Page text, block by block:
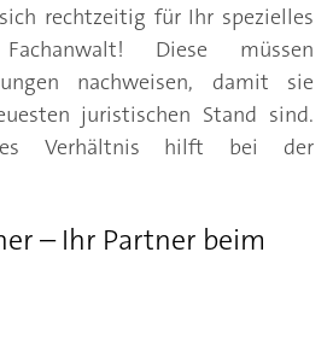
rechtzeitig für Ihr spezielles
Diese müssen
nachweisen, damit sie
juristischen Stand sind.
Verhältnis hilft bei der
– Ihr Partner beim